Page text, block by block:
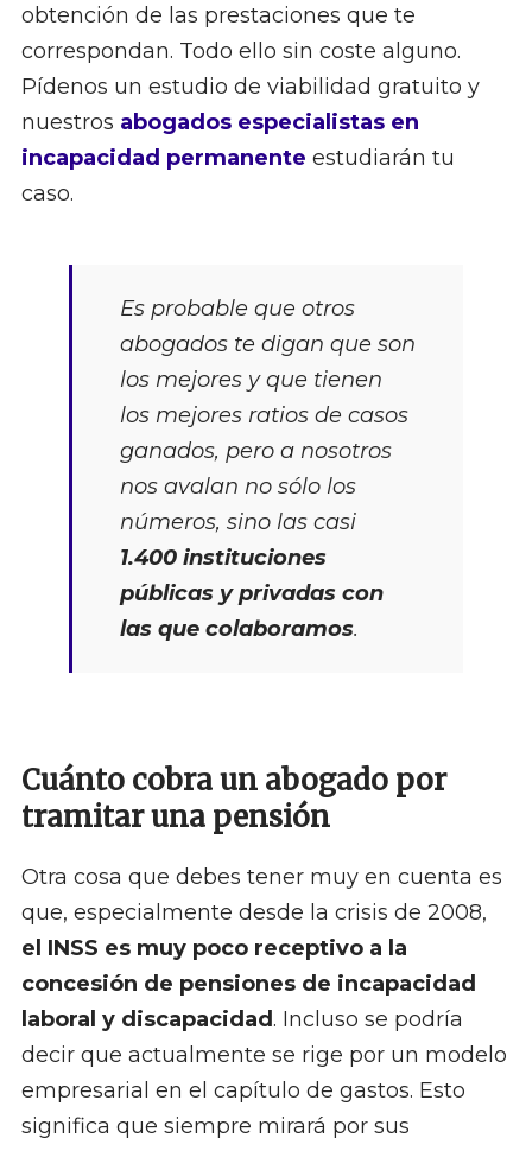
obtención de las prestaciones que te
correspondan. Todo ello sin coste alguno.
Pídenos un estudio de viabilidad gratuito y
nuestros abogados especialistas en
incapacidad permanente estudiarán tu
caso.
Es probable que otros
abogados te digan que son
los mejores y que tienen
los mejores ratios de casos
ganados, pero a nosotros
nos avalan no sólo los
números, sino las casi
1.400 instituciones
públicas y privadas con
las que colaboramos.
Cuánto cobra un abogado por
tramitar una pensión
Otra cosa que debes tener muy en cuenta es
que, especialmente desde la crisis de 2008,
el INSS es muy poco receptivo a la
concesión de pensiones de incapacidad
laboral y discapacidad. Incluso se podría
decir que actualmente se rige por un modelo
empresarial en el capítulo de gastos. Esto
significa que siempre mirará por sus